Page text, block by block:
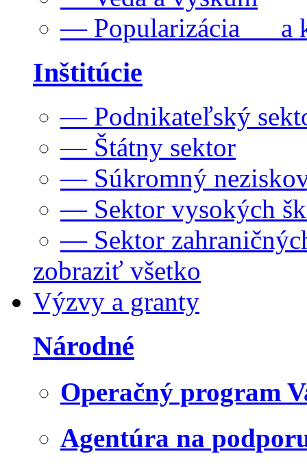
— Popularizácia a
Inštitúcie
— Podnikateľský
— Štátny sektor
— Súkromný
— Sektor vysokých
— Sektor
zobraziť všetko
Výzvy a granty
Národné
Operačný program
Agentúra na